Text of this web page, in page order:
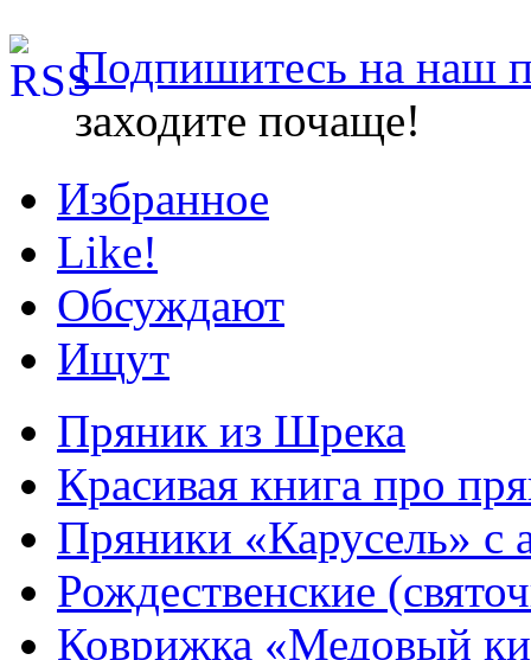
Подпишитесь на наш
заходите почаще!
Избранное
Like!
Обсуждают
Ищут
Пряник из Шрека
Красивая книга про
Пряники «Карусель» с
Рождественские
Коврижка «Медовый